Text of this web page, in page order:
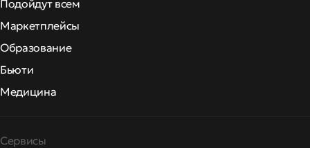
Подойдут всем
Маркетплейсы
Образование
Бьюти
Медицина
Сервисы